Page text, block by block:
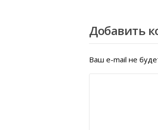
Добавить
Ваш e-mail не